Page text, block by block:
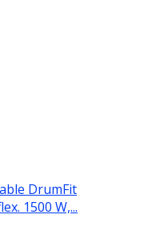
DrumFit
1500 W,...